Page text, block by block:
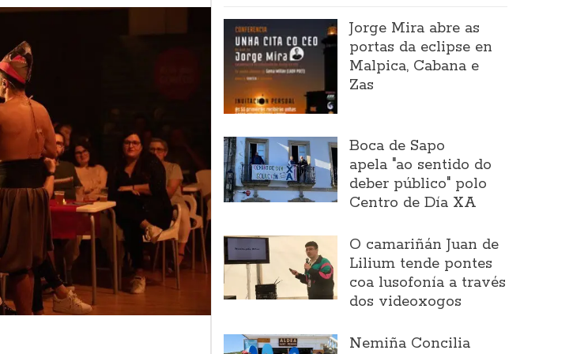
Jorge Mira abre as
portas da eclipse en
Malpica, Cabana e
Zas
Boca de Sapo
apela "ao sentido do
deber público" polo
Centro de Día XA
O camariñán Juan de
Lilium tende pontes
coa lusofonía a través
dos videoxogos
Nemiña Concilia